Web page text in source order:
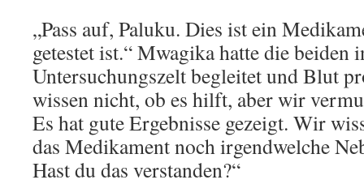
„Pass auf, Paluku. Dies ist ein
getestet ist.“ Mwagika hatte die beiden
Untersuchungszelt begleitet und Blut
wissen nicht, ob es hilft, aber wir
Es hat gute Ergebnisse gezeigt. Wir
das Medikament noch irgendwelche
Hast du das verstanden?“